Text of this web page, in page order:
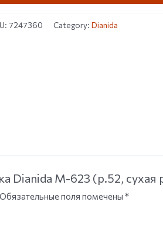
7247360 Category: Dianida
Dianida М-623 (р.52, сухая
Обязательные поля помечены*